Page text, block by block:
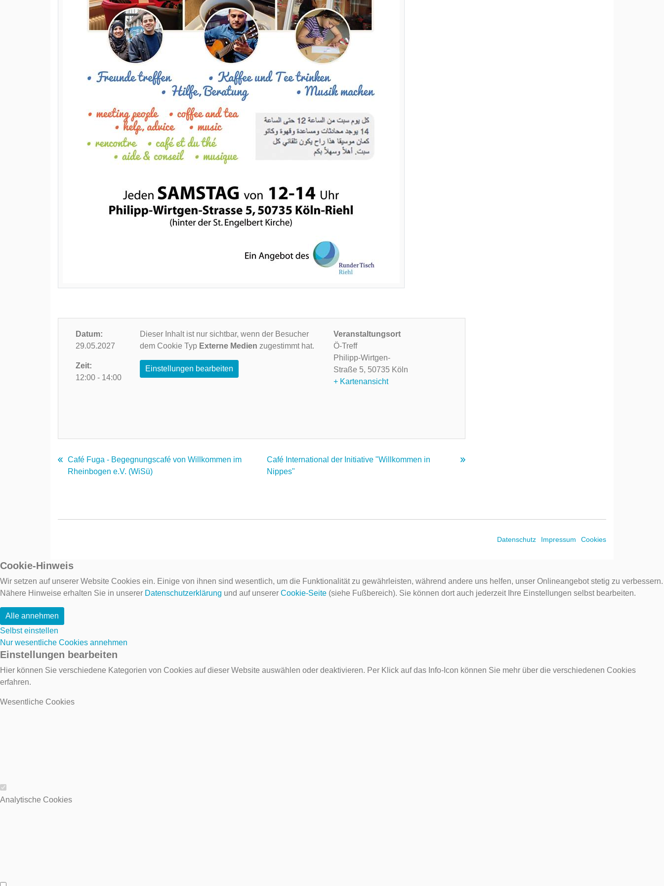
Datum:
29.05.2027
Zeit:
12:00 - 14:00
Dieser Inhalt ist nur sichtbar, wenn der Besucher
dem Cookie Typ Externe Medien zugestimmt hat.
Einstellungen bearbeiten
Veranstaltungsort
Ö-Treff
Philipp-Wirtgen-
Straße 5, 50735 Köln
+ Kartenansicht
Café Fuga - Begegnungscafé von Willkommen im
Rheinbogen e.V. (WiSü)
Café International der Initiative "Willkommen in
Nippes"
Datenschutz Impressum Cookies
Cookie-Hinweis
Wir setzen auf unserer Website Cookies ein. Einige von ihnen sind wesentlich, um die Funktionalität zu gewährleisten, während andere uns helfen, unser Onlineangebot stetig zu verbessern.
Nähere Hinweise erhalten Sie in unserer Datenschutzerklärung und auf unserer Cookie-Seite (siehe Fußbereich). Sie können dort auch jederzeit Ihre Einstellungen selbst bearbeiten.
Alle annehmen
Selbst einstellen
Nur wesentliche Cookies annehmen
Einstellungen bearbeiten
Hier können Sie verschiedene Kategorien von Cookies auf dieser Website auswählen oder deaktivieren. Per Klick auf das Info-Icon können Sie mehr über die verschiedenen Cookies
erfahren.
Wesentliche Cookies
Wesentliche Cookies
Analytische Cookies